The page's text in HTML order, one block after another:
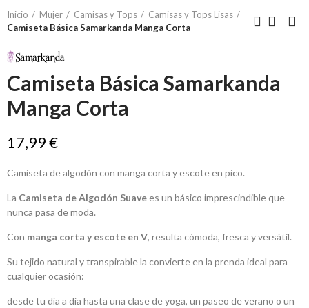
Inicio Mujer Camisas y Tops
Camisas y Tops Lisas
Camiseta Básica Samarkanda Manga Corta
Camiseta Básica Samarkanda
Manga Corta
17,99 €
Camiseta de algodón con manga corta y escote en pico.
La Camiseta de Algodón Suavees un básico imprescindible que
nunca pasa de moda.
Con manga corta y escote en V, resulta cómoda, fresca y versátil.
Su tejido natural y transpirable la convierte en la prenda ideal para
cualquier ocasión:
desde tu día a día hasta una clase de yoga, un paseo de verano o un